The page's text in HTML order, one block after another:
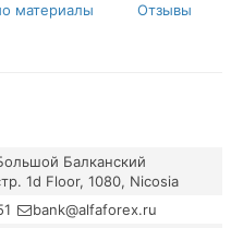
материалы Отзывы
Балканский
1d Floor, 1080, Nicosia
bank@alfaforex.ru